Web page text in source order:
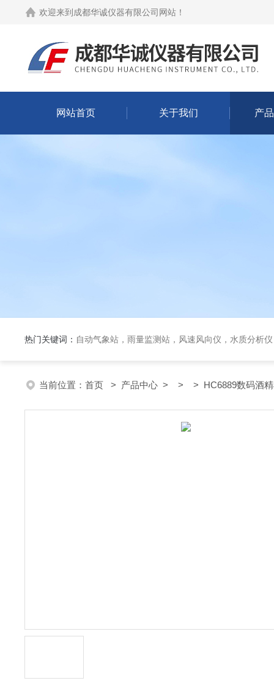
欢迎来到 成都华诚仪器有限公司网站 ！
网站首页 关于我们 产
热门关键词： 自动气象站，雨量监测站，风速风向仪，水质分析
当前位置： 首页 > 产品中心 > > > HC6889数码酒精